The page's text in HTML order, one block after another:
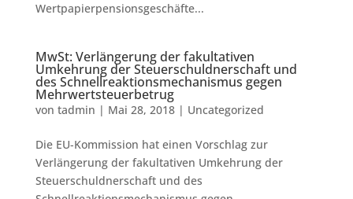
Wertpapierpensionsgeschäfte...
MwSt: Verlängerung der fakultativen
Umkehrung der Steuerschuldnerschaft und
des Schnellreaktionsmechanismus gegen
Mehrwertsteuerbetrug
von tadmin | Mai 28, 2018| Uncategorized
Die EU-Kommission hat einen Vorschlag zur
Verlängerung der fakultativen Umkehrung der
Steuerschuldnerschaft und des